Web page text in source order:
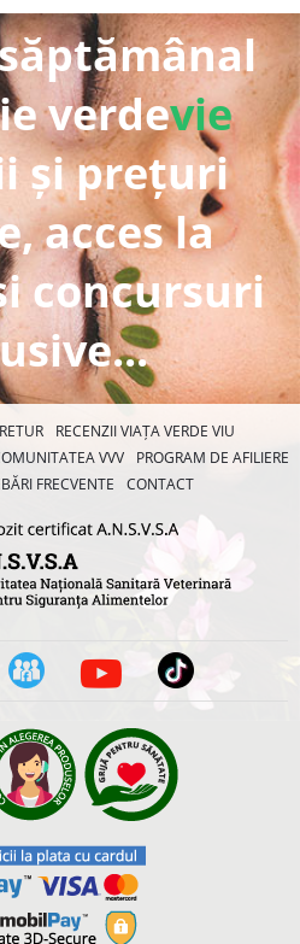
verdevie
și prețuri
acces la
concursuri
RECENZII VIAȚA VERDE VIU
VVV
PROGRAM DE AFILIERE
FRECVENTE CONTACT